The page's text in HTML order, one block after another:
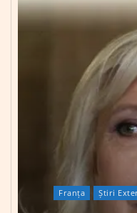
Franța Știri